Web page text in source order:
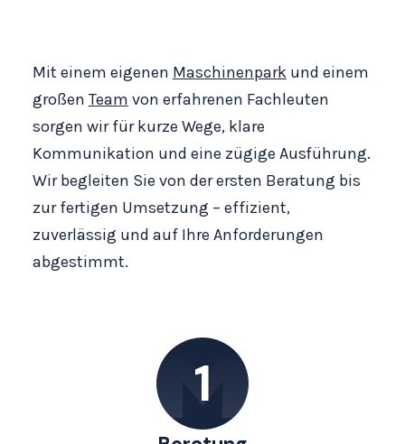
Mit einem eigenen Maschinenparkund einem
großen Team von erfahrenen Fachleuten
sorgen wir für kurze Wege, klare
Kommunikation und eine zügige Ausführung.
Wir begleiten Sie von der ersten Beratung bis
zur fertigen Umsetzung – effizient,
zuverlässig und auf Ihre Anforderungen
abgestimmt.